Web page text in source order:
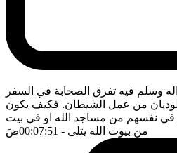
وسلم فيه تفرق الصحابة في السفر
من عمل الشيطان. فكيف يكون
في نفسهم من مساجد الله او في بيت
من بيوت الله يتلى - 00:07:51 ضَ